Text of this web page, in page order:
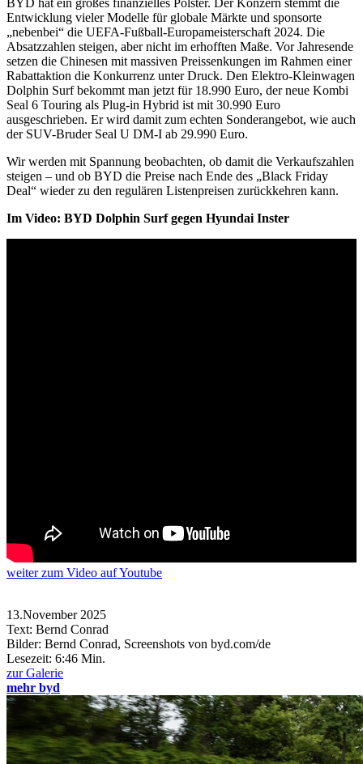
Entwicklung vieler Modelle für globale Märkte und sponsorte
„nebenbei“ die UEFA-Fußball-Europameisterschaft 2024. Die
Absatzzahlen steigen, aber nicht im erhofften Maße. Vor Jahresende
setzen die Chinesen mit massiven Preissenkungen im Rahmen einer
Rabattaktion die Konkurrenz unter Druck. Den Elektro-Kleinwagen
Dolphin Surf bekommt man jetzt für 18.990 Euro, der neue Kombi
Seal 6 Touring als Plug-in Hybrid ist mit 30.990 Euro
ausgeschrieben. Er wird damit zum echten Sonderangebot, wie auch
der SUV-Bruder Seal U DM-I ab 29.990 Euro.
Wir werden mit Spannung beobachten, ob damit die Verkaufszahlen
steigen – und ob BYD die Preise nach Ende des „Black Friday
Deal“ wieder zu den regulären Listenpreisen zurückkehren kann.
Im Video: BYD Dolphin Surf gegen Hyundai Inster
weiterzum Video auf Youtube
13.November 2025
Text: Bernd Conrad
Bilder: Bernd Conrad, Screenshots von byd.com/de
Lesezeit: 6:46 Min.
zur Galerie
mehr byd